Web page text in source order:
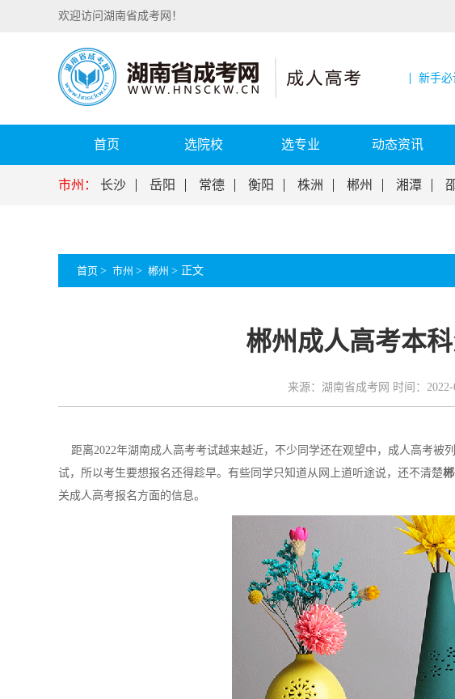
欢迎访问湖南省成考网！
新手必
首页 选院校 选专业 动态资讯
市州： 长沙 岳阳 常德 衡阳 株洲 郴州 湘潭
首页 > 市州 > 郴州 > 正文
郴州成人高考本科
来源：湖南省成考网 时间：
距离2022年湖南成人高考考试越来越近，不少同学还在观望中，成人高考被
试，所以考生要想报名还得趁早。有些同学只知道从网上道听途说，还不清楚
关成人高考报名方面的信息。